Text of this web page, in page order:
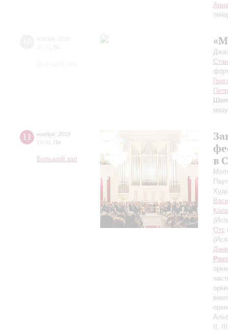
11 ноября 2019
19:00 Пн
Большой зал
в
Отс
II,